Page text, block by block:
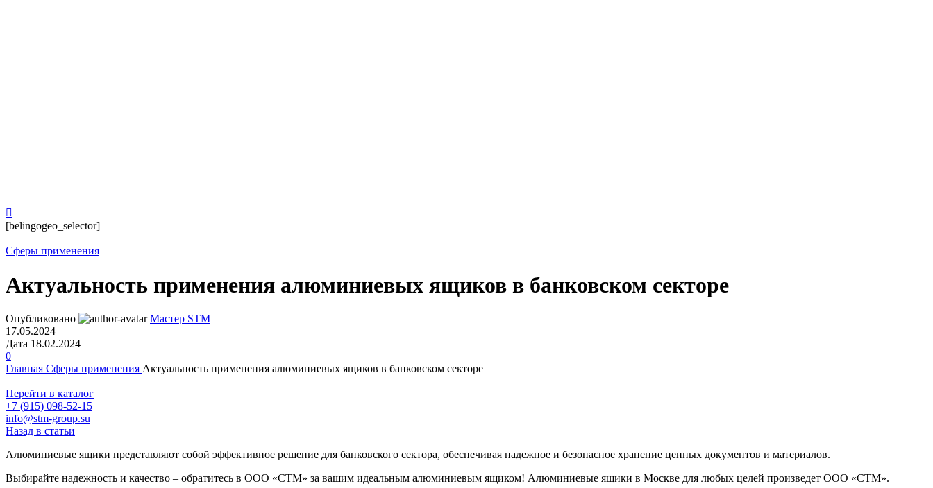
[belingogeo_selector]
Сферы применения
Актуальность применения алюминиевых ящиков в банковском секторе
Опубликовано
Мастер STM
17.05.2024
Дата 18.02.2024
0
Главная Сферы применения Актуальность применения алюминиевых ящиков в банковском секторе
Перейти в каталог
+7 (915) 098-52-15
info@stm-group.su
Назад в статьи
Алюминиевые ящики представляют собой эффективное решение для банковского сектора, обеспечивая надежное и безопасное хранение ценных документов и материалов.
Выбирайте надежность и качество – обратитесь в ООО «СТМ» за вашим идеальным алюминиевым ящиком! Алюминиевые ящики в Москве для любых целей произведет ООО «СТМ».